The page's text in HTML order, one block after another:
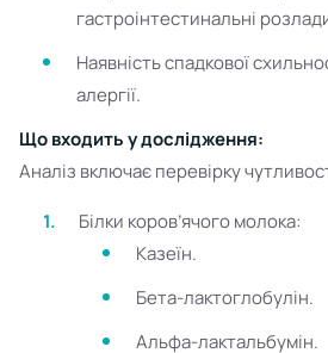
гастроінтестинальні
Наявність спадкової
алергії.
Що входить у дослідження:
Аналіз включає перевірку
Білки коров’ячого молока:
Казеїн.
Бета-лактоглобулін.
Альфа-лактальбумін.